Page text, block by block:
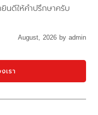
ยินดีให้คำปรึกษาครับ
August, 2026 by admin
เรา